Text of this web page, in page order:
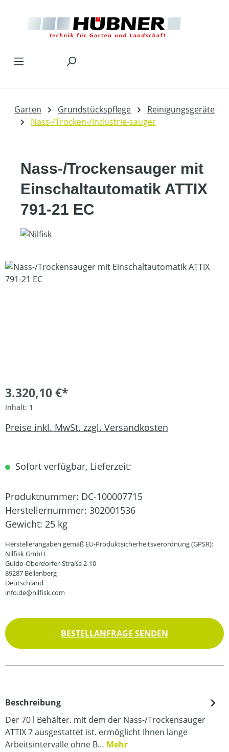
Garten Grundstückspflege
Reinigungsgeräte
Nass-/Trocken-/Industrie-sauger
Nass-/Trockensauger mit
Einschaltautomatik ATTIX
791-21 EC
Bildergalerie überspringen
3.320,10 €*
Inhalt: 1
Preise inkl. MwSt. zzgl. Versandkosten
Sofort verfügbar, Lieferzeit:
Produktnummer: DC-100007715
Herstellernummer: 302001536
Gewicht: 25 kg
Herstellerangaben gemäß EU-Produktsicherheitsverordnung (GPSR):
Nilfisk GmbH
Guido-Oberdorfer-Straße 2-10
89287 Bellenberg
Deutschland
info.de@nilfisk.com
BESTELLANFRAGE SENDEN
Beschreibung
Der 70 l Behälter. mit dem der Nass-/Trockensauger
ATTIX 7 ausgestattet ist. ermöglicht Ihnen lange
Arbeitsintervalle ohne B… Mehr